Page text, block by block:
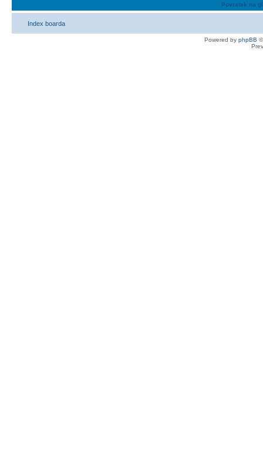
Povratak na
Index boarda
Powered by phpBB